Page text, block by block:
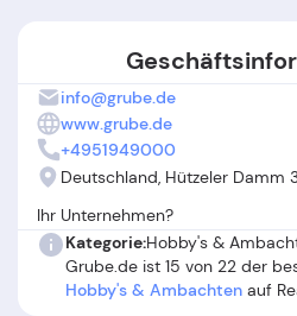
info@grube.de
www.grube.de
+4951949000
Deutschland, Hützeler Damm
Ihr Unternehmen?
Kategorie:Hobby's &
Grube.de ist 15 von 22 der
Hobby's & Ambachten auf